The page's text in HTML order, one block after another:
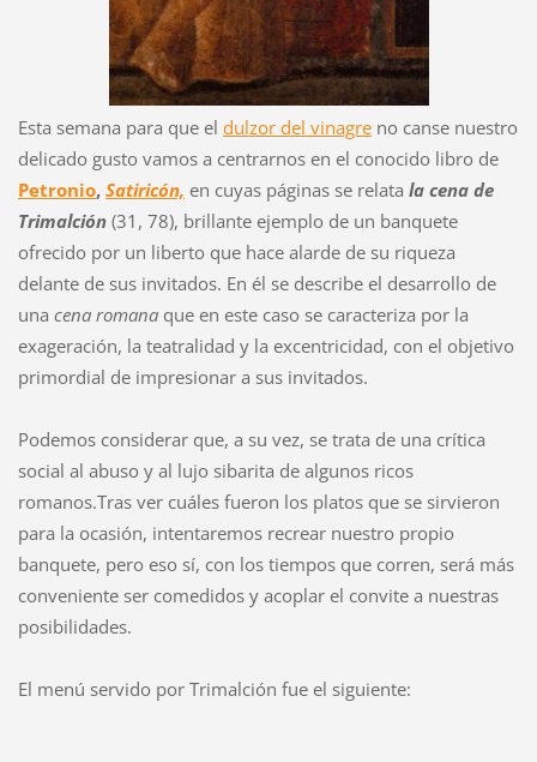
Esta semana para que el dulzor del vinagreno canse nuestro
delicado gusto vamos a centrarnos en el conocido libro de
Petronio, Satiricón, en cuyas páginas se relata la cena de
Trimalción(31, 78), brillante ejemplo de un banquete
ofrecido por un liberto que hace alarde de su riqueza
delante de sus invitados. En él se describe el desarrollo de
una cena romanaque en este caso se caracteriza por la
exageración, la teatralidad y la excentricidad, con el objetivo
primordial de impresionar a sus invitados.
Podemos considerar que, a su vez, se trata de una crítica
social al abuso y al lujo sibarita de algunos ricos
romanos.Tras ver cuáles fueron los platos que se sirvieron
para la ocasión, intentaremos recrear nuestro propio
banquete, pero eso sí, con los tiempos que corren, será más
conveniente ser comedidos y acoplar el convite a nuestras
posibilidades.
El menú servido por Trimalción fue el siguiente: